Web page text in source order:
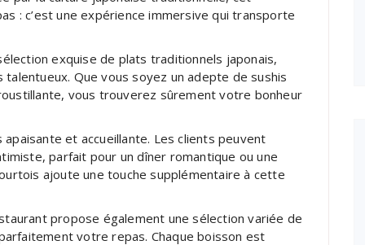
: c’est une expérience immersive qui transporte
exquise de plats traditionnels japonais,
Que vous soyez un adepte de sushis
vous trouverez sûrement votre bonheur
et accueillante. Les clients peuvent
parfait pour un dîner romantique ou une
ajoute une touche supplémentaire à cette
propose également une sélection variée de
votre repas. Chaque boisson est